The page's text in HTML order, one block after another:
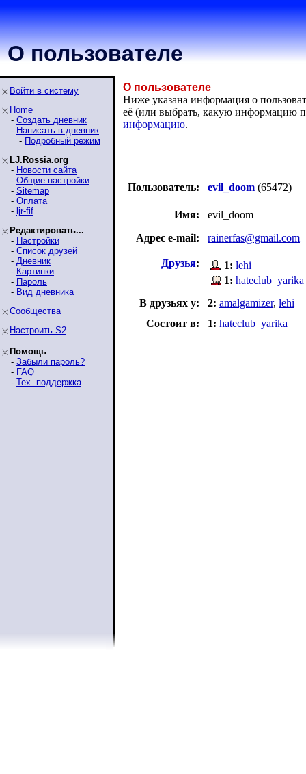
О пользователе
Войти в систему
Home
- Создать дневник
- Написать в дневник
- Подробный режим
LJ.Rossia.org
- Новости сайта
- Общие настройки
- Sitemap
- Оплата
- ljr-fif
Редактировать...
- Настройки
- Список друзей
- Дневник
- Картинки
- Пароль
- Вид дневника
Сообщества
Настроить S2
Помощь
- Забыли пароль?
- FAQ
- Тех. поддержка
О пользователе
Ниже указана информация о
её (или выбрать, какую информацию
информацию.
Пользователь: evil_doom (65472)
Имя:
evil_doom
Адрес e-mail:
rainerfas@gmail.com
Друзья: 1: lehi
1: hateclub_yarika
В друзьях у:
2: amalgamizer, lehi
Состоит в:
1: hateclub_yarika